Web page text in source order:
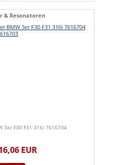
& Resonatoren
3er F30 F31 316i 7616704
EUR